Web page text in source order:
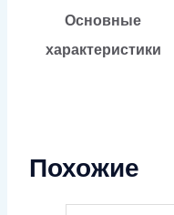
Основные
характеристики
Похожие